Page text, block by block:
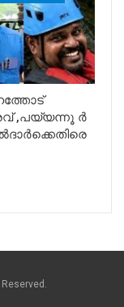
,പയ്യന്നൂ ർ